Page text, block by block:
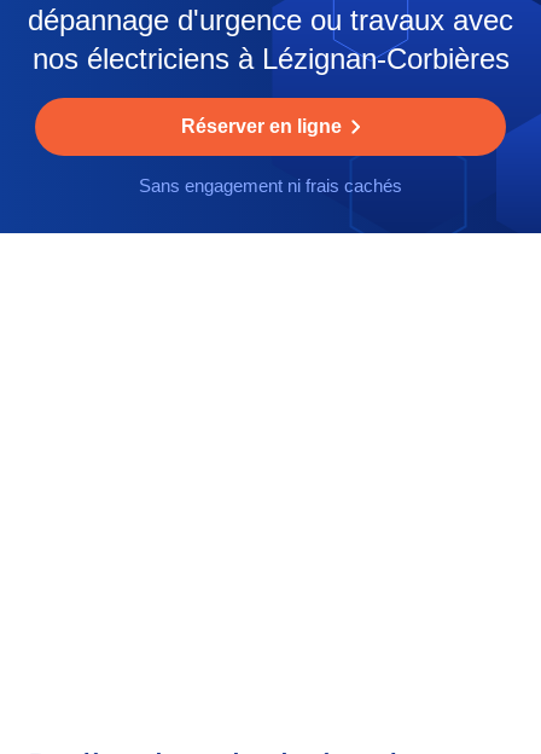
dépannage d'urgence ou travaux avec
nos électriciens à Lézignan-Corbières
Réserver en ligne
Sans engagement ni frais cachés